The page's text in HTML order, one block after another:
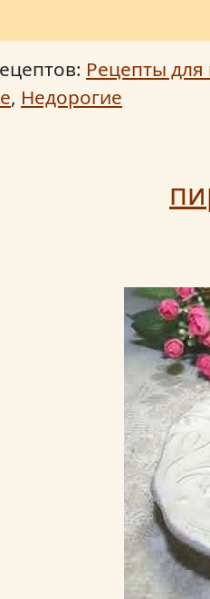
Рецепты для
, Недорогие